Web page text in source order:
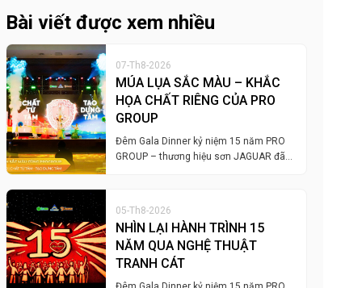
Bài viết được xem nhiều
07-Th8-2026
MÚA LỤA SẮC MÀU – KHẮC
HỌA CHẤT RIÊNG CỦA PRO
GROUP
Đêm Gala Dinner kỷ niệm 15 năm PRO
GROUP – thương hiệu sơn JAGUAR đã…
05-Th8-2026
NHÌN LẠI HÀNH TRÌNH 15
NĂM QUA NGHỆ THUẬT
TRANH CÁT